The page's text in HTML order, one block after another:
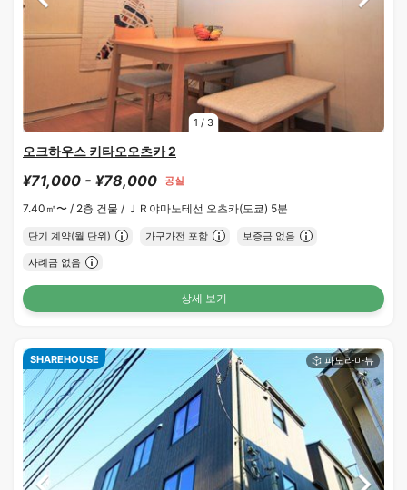
1 / 3
오크하우스 키타오오츠카 2
¥71,000 - ¥78,000 공실
7.40㎡〜 / 2층 건물 / ＪＲ야마노테선 오츠카(도쿄) 5분
단기 계약(월 단위) 가구가전 포함 보증금 없음
사례금 없음
상세 보기
SHAREHOUSE